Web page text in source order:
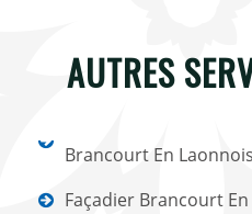
AUTRES
Brancourt En Laonnois
Façadier Brancourt